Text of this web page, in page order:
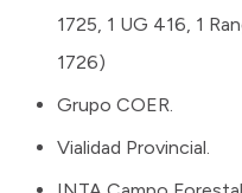
1725, 1 UG 416, 1
1726)
Grupo COER.
Vialidad Provincial.